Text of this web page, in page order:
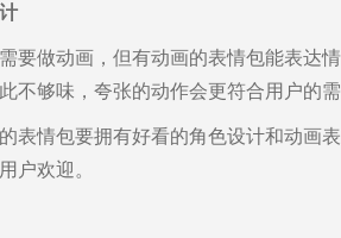
要做动画，但有动画的表情包能表达
不够味，夸张的动作会更符合用户的
表情包要拥有好看的角色设计和动画
户欢迎。